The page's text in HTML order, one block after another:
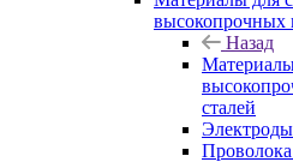
высокопрочных
Назад
сталей